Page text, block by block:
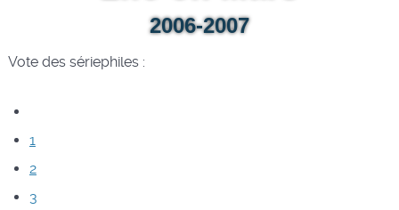
2006-2007
Vote des sériephiles :
1
2
3